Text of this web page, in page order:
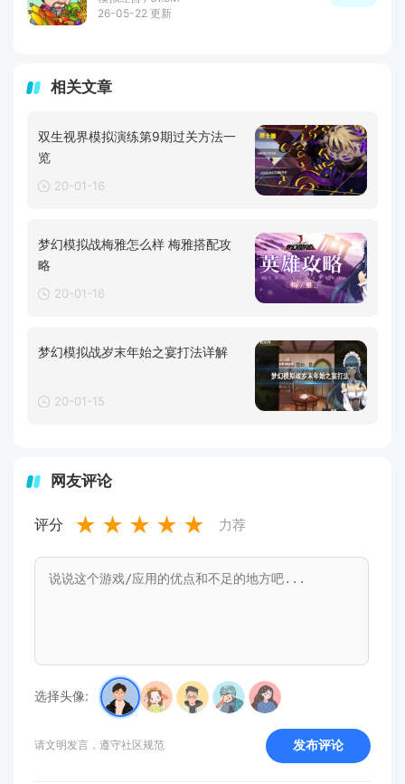
26-05-22 更新
相关文章
双生视界模拟演练第9期过关方法一
览
20-01-16
梦幻模拟战梅雅怎么样 梅雅搭配攻
略
20-01-16
梦幻模拟战岁末年始之宴打法详解
20-01-15
网友评论
评分 ★ ★ ★ ★ ★ 力荐
选择头像:
请文明发言，遵守社区规范 发布评论